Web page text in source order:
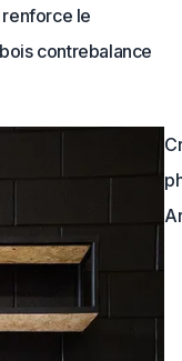
renforce le
contrebalance